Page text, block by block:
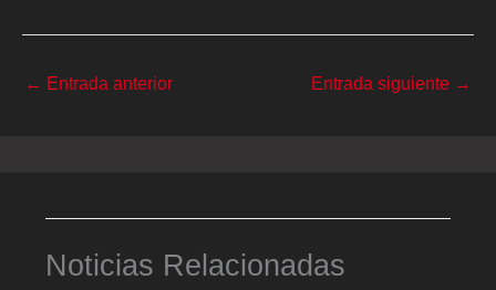
← Entrada anterior Entrada siguiente →
Noticias Relacionadas